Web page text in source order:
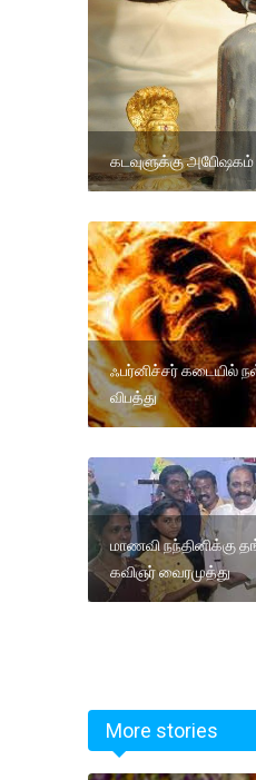
கடவுளுக்கு
ஃபர்னிச்சர் கடையில்
விபத்து
மாணவி நந்தினிக்கு
கவிஞர் வைரமுத்து
More stories